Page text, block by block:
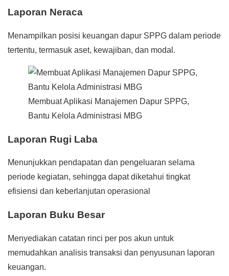
Laporan Neraca
Menampilkan posisi keuangan dapur SPPG dalam periode
tertentu, termasuk aset, kewajiban, dan modal.
Membuat Aplikasi Manajemen Dapur SPPG,
Bantu Kelola Administrasi MBG
Laporan Rugi Laba
Menunjukkan pendapatan dan pengeluaran selama
periode kegiatan, sehingga dapat diketahui tingkat
efisiensi dan keberlanjutan operasional
Laporan Buku Besar
Menyediakan catatan rinci per pos akun untuk
memudahkan analisis transaksi dan penyusunan laporan
keuangan.